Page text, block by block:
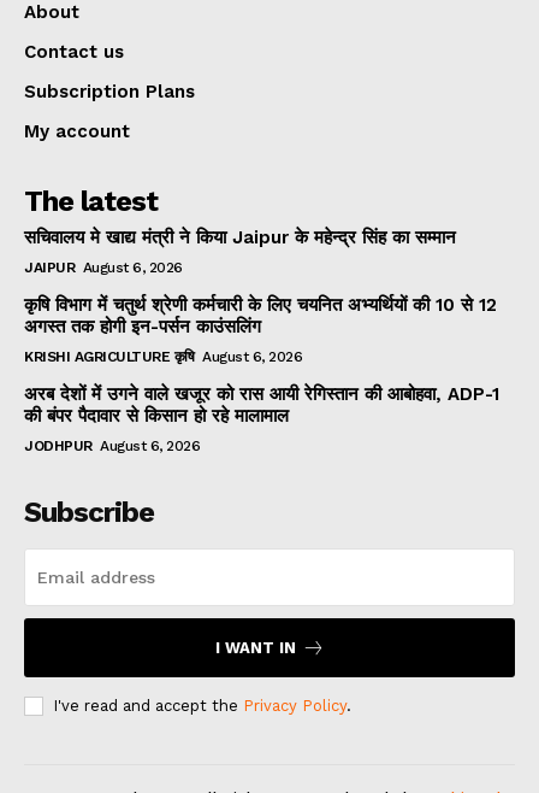
About
Contact us
Subscription Plans
My account
The latest
सचिवालय मे खाद्य मंत्री ने किया Jaipur के महेन्द्र सिंह का सम्मान
JAIPUR August 6, 2026
कृषि विभाग में चतुर्थ श्रेणी कर्मचारी के लिए चयनित अभ्यर्थियों की 10 से 12
अगस्त तक होगी इन-पर्सन काउंसलिंग
KRISHI AGRICULTURE कृषि August 6, 2026
अरब देशों में उगने वाले खजूर को रास आयी रेगिस्तान की आबोहवा, ADP-1
की बंपर पैदावार से किसान हो रहे मालामाल
JODHPUR August 6, 2026
Subscribe
I WANT IN
I've read and accept the Privacy Policy.